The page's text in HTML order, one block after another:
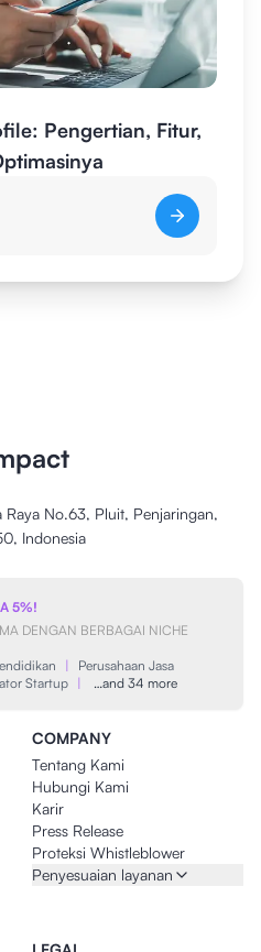
Pengertian, Fitur,
Raya No.63, Pluit, Penjaringan,
Indonesia
5%!
DENGAN BERBAGAI NICHE
|
Perusahaan Jasa
Startup | …and 34 more
COMPANY
Tentang Kami
Hubungi Kami
Karir
Press Release
Proteksi Whistleblower
Penyesuaian layanan